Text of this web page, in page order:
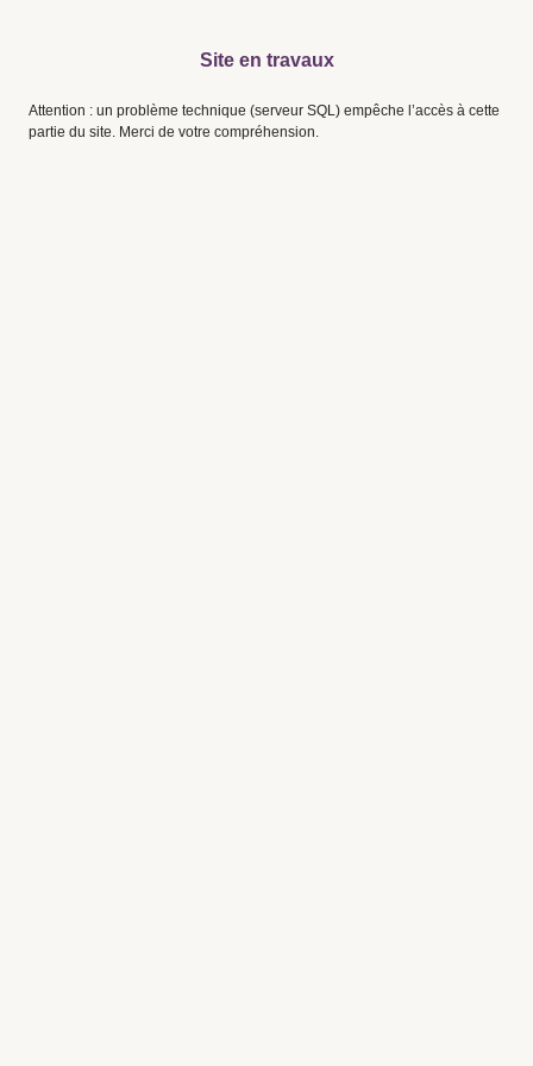
Site en travaux
Attention : un problème technique (serveur SQL) empêche l’accès à cette
partie du site. Merci de votre compréhension.